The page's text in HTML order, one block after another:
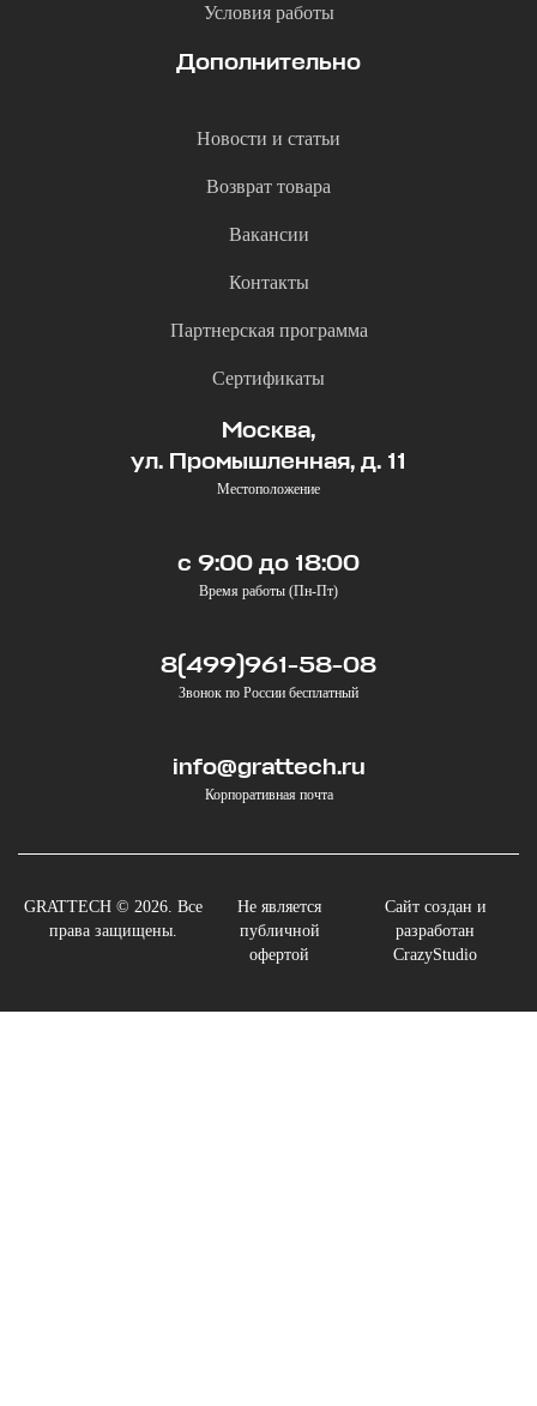
Условия работы
Дополнительно
Новости и статьи
Возврат товара
Вакансии
Контакты
Партнерская программа
Сертификаты
Москва,
ул. Промышленная, д. 11
Местоположение
с 9:00 до 18:00
Время работы (Пн-Пт)
8(499)961-58-08
Звонок по России бесплатный
info@grattech.ru
Корпоративная почта
GRATTECH © 2026. Все
права защищены.
Не является
публичной
офертой
Сайт создан и
разработан
CrazyStudio